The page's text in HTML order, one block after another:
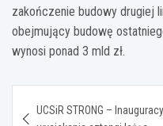
zakończenie budowy drugiej
obejmujący budowę
wynosi ponad 3 mld zł.
UCSiR STRONG –